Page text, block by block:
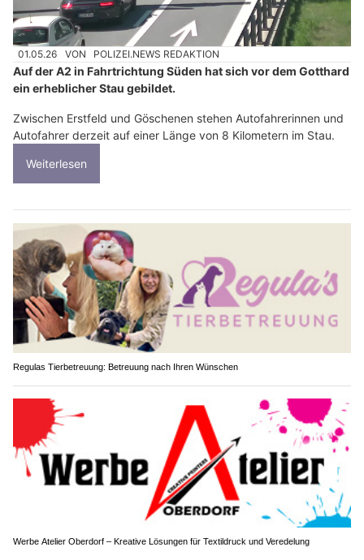
01.05.26 VON POLIZEI.NEWS REDAKTION
Auf der A2 in Fahrtrichtung Süden hat sich vor dem Gotthard
ein erheblicher Stau gebildet.
Zwischen Erstfeld und Göschenen stehen Autofahrerinnen und
Autofahrer derzeit auf einer Länge von 8 Kilometern im Stau.
Weiterlesen
Regulas Tierbetreuung: Betreuung nach Ihren Wünschen
Werbe Atelier Oberdorf – Kreative Lösungen für Textildruck und Veredelung